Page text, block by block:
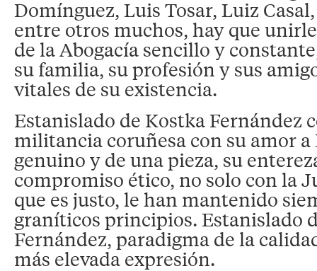
Domínguez, Luis Tosar, Luiz
entre otros muchos, hay que
de la Abogacía sencillo y
su familia, su profesión y sus
vitales de su existencia.
Estanislado de Kostka Fernández
militancia coruñesa con su amor a
genuino y de una pieza, su
compromiso ético, no solo con la
que es justo, le han mantenido
graníticos principios. Estanislado
Fernández, paradigma de la
más elevada expresión.